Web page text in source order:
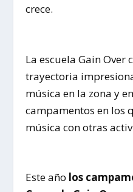
crece.
La escuela Gain Over
trayectoria
música en la zona y
campamentos en los
música con otras
Este año los